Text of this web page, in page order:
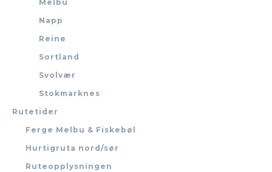
Melbu
Napp
Reine
Sortland
Svolvær
Stokmarknes
Rutetider
Ferge Melbu & Fiskebøl
Hurtigruta nord/sør
Ruteopplysningen